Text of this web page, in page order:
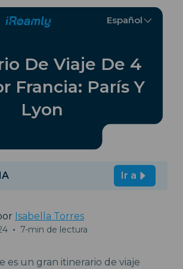
Español
De Viaje De 4
Francia: París Y
Lyon
Ir a
Isabella Torres
• 7-min de lectura
es un gran itinerario de viaje